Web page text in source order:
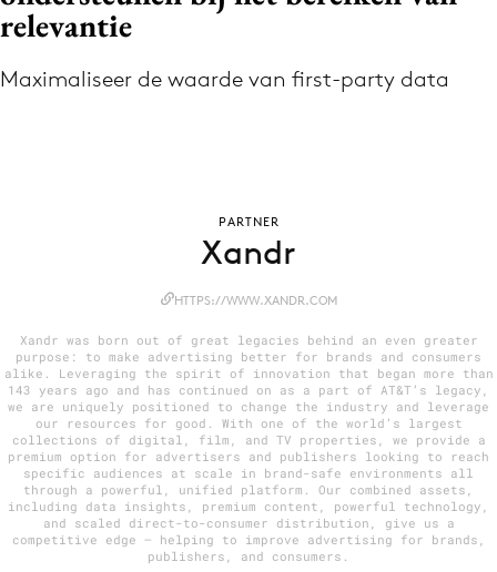
Download de app
Volg het laatste nieuws via de Adformatie
Nieuws app
9 sept: GenAI-training
12 nov: MarketingLive!
Adverteren
Events
Opleidingen
Vacatures
Academy
relevantie
Maximaliseer de waarde van first-party data
PARTNER
Xandr
HTTPS://WWW.XANDR.COM
Xandr was born out of great legacies behind an even greater
purpose: to make advertising better for brands and consumers
alike. Leveraging the spirit of innovation that began more than
143 years ago and has continued on as a part of AT&T’s legacy,
we are uniquely positioned to change the industry and leverage
our resources for good. With one of the world’s largest
collections of digital, film, and TV properties, we provide a
premium option for advertisers and publishers looking to reach
specific audiences at scale in brand-safe environments all
through a powerful, unified platform. Our combined assets,
including data insights, premium content, powerful technology,
and scaled direct-to-consumer distribution, give us a
competitive edge — helping to improve advertising for brands,
publishers, and consumers.